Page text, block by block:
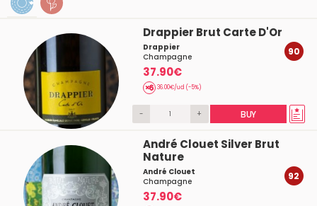
Drappier Brut Carte D'Or
Drappier
Champagne
37.90€
36.00€/ud (-5%)
90
- + BUY
André Clouet Silver Brut
Nature
André Clouet
Champagne
37.90€
92